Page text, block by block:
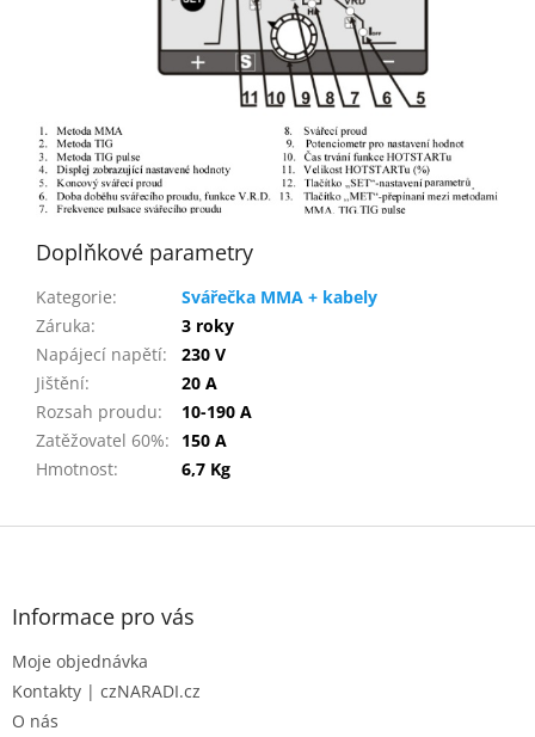
Doplňkové parametry
Kategorie:
Svářečka MMA + kabely
Záruka:
3 roky
Napájecí napětí:
230 V
Jištění:
20 A
Rozsah proudu:
10-190 A
Zatěžovatel 60%:
150 A
Hmotnost: 6,7 Kg
Z
Informace pro vás
Moje objednávka
Kontakty | czNARADI.cz
O nás